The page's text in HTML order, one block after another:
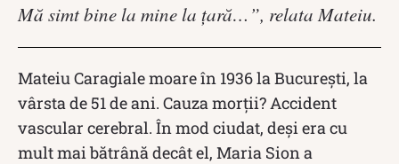
Mă simt bine la mine la ţară…”, relata Mateiu.
Mateiu Caragiale moare în 1936 la București, la
vârsta de 51 de ani. Cauza morții? Accident
vascular cerebral. În mod ciudat, deși era cu
mult mai bătrână decât el, Maria Sion a